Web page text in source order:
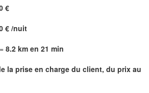
€
€ /nuit
= 8.2 km en 21 min
la prise en charge du client, du prix au